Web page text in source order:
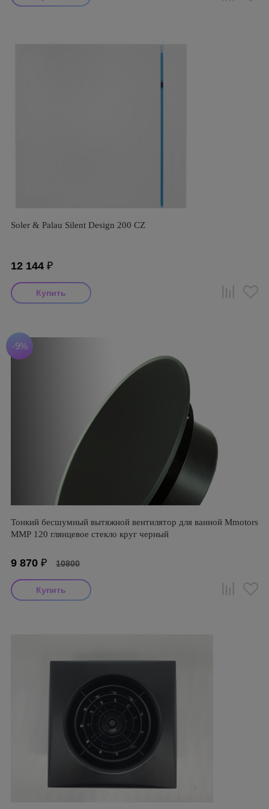
Soler & Palau Silent Design 200 CZ
12 144 ₽
-9%
Тонкий бесшумный вытяжной вентилятор для ванной Mmotors
ММР 120 глянцевое стекло круг черный
9 870 ₽ 10800